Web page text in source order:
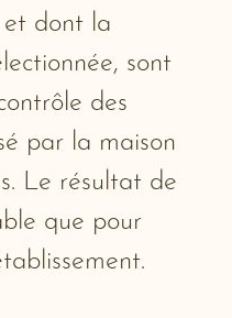
et dont la
sont
des
par la maison
Le résultat de
que pour